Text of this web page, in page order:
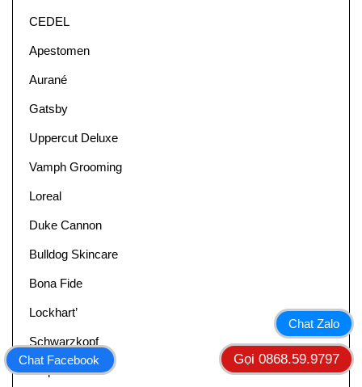
CEDEL
Apestomen
Aurané
Gatsby
Uppercut Deluxe
Vamph Grooming
Loreal
Duke Cannon
Bulldog Skincare
Bona Fide
Lockhart’
Schwarzkopf
Olaplex
Chat Zalo
Chat Facebook Gọi 0868.59.9797